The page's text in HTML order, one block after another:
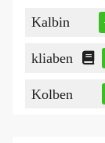
Kalbin
kliaben
Kolben